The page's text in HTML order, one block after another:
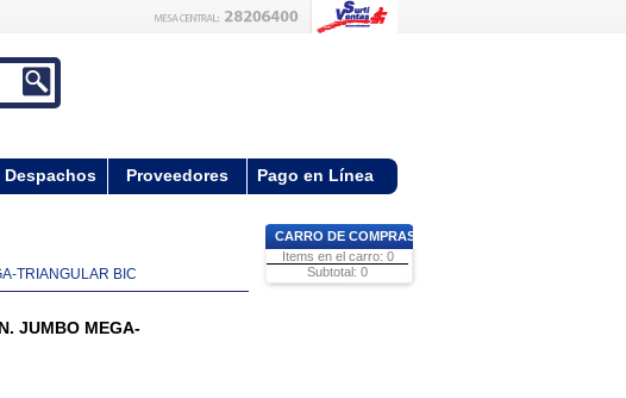
Despachos Proveedores Pago en Línea
TRIANGULAR BIC
JUMBO MEGA-
CARRO DE COMPRAS
Items en el carro: 0
Subtotal: 0